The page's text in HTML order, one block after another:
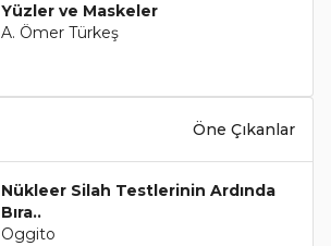
Yüzler ve Maskeler
A. Ömer Türkeş
Öne Çıkanlar
Nükleer Silah Testlerinin Ardında
Bıra..
Oggito